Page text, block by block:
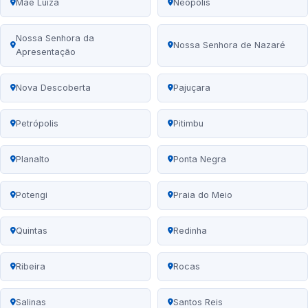
Mãe Luíza Neópolis
Nossa Senhora da
Apresentação
Nossa Senhora de Nazaré
Nova Descoberta Pajuçara
Petrópolis Pitimbu
Planalto Ponta Negra
Potengi Praia do Meio
Quintas Redinha
Ribeira Rocas
Salinas Santos Reis